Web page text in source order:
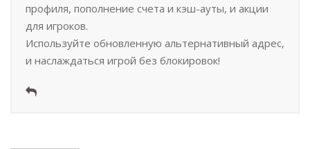
профиля, пополнение счета и кэш-ауты, и акции
для игроков.
Используйте обновленную альтернативный адрес,
и наслаждаться игрой без блокировок!